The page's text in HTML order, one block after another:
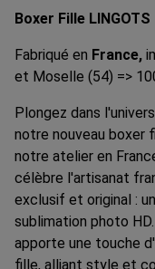
Boxer Fille LINGOTS
Fabriqué en France,
et Moselle (54) =>
Plongez dans
notre nouveau boxer
notre atelier en
célèbre l'artisanat
exclusif et original :
sublimation photo
apporte une touche
fille, alliant style et